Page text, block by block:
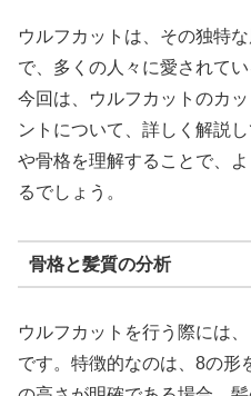
ウルフカットは、その独特
で、多くの人々に愛されて
今回は、ウルフカットのカ
ントについて、詳しく解説
や骨格を理解することで、
るでしょう。
骨格と髪質の分析
ウルフカットを行う際には
です。特徴的なのは、8の形